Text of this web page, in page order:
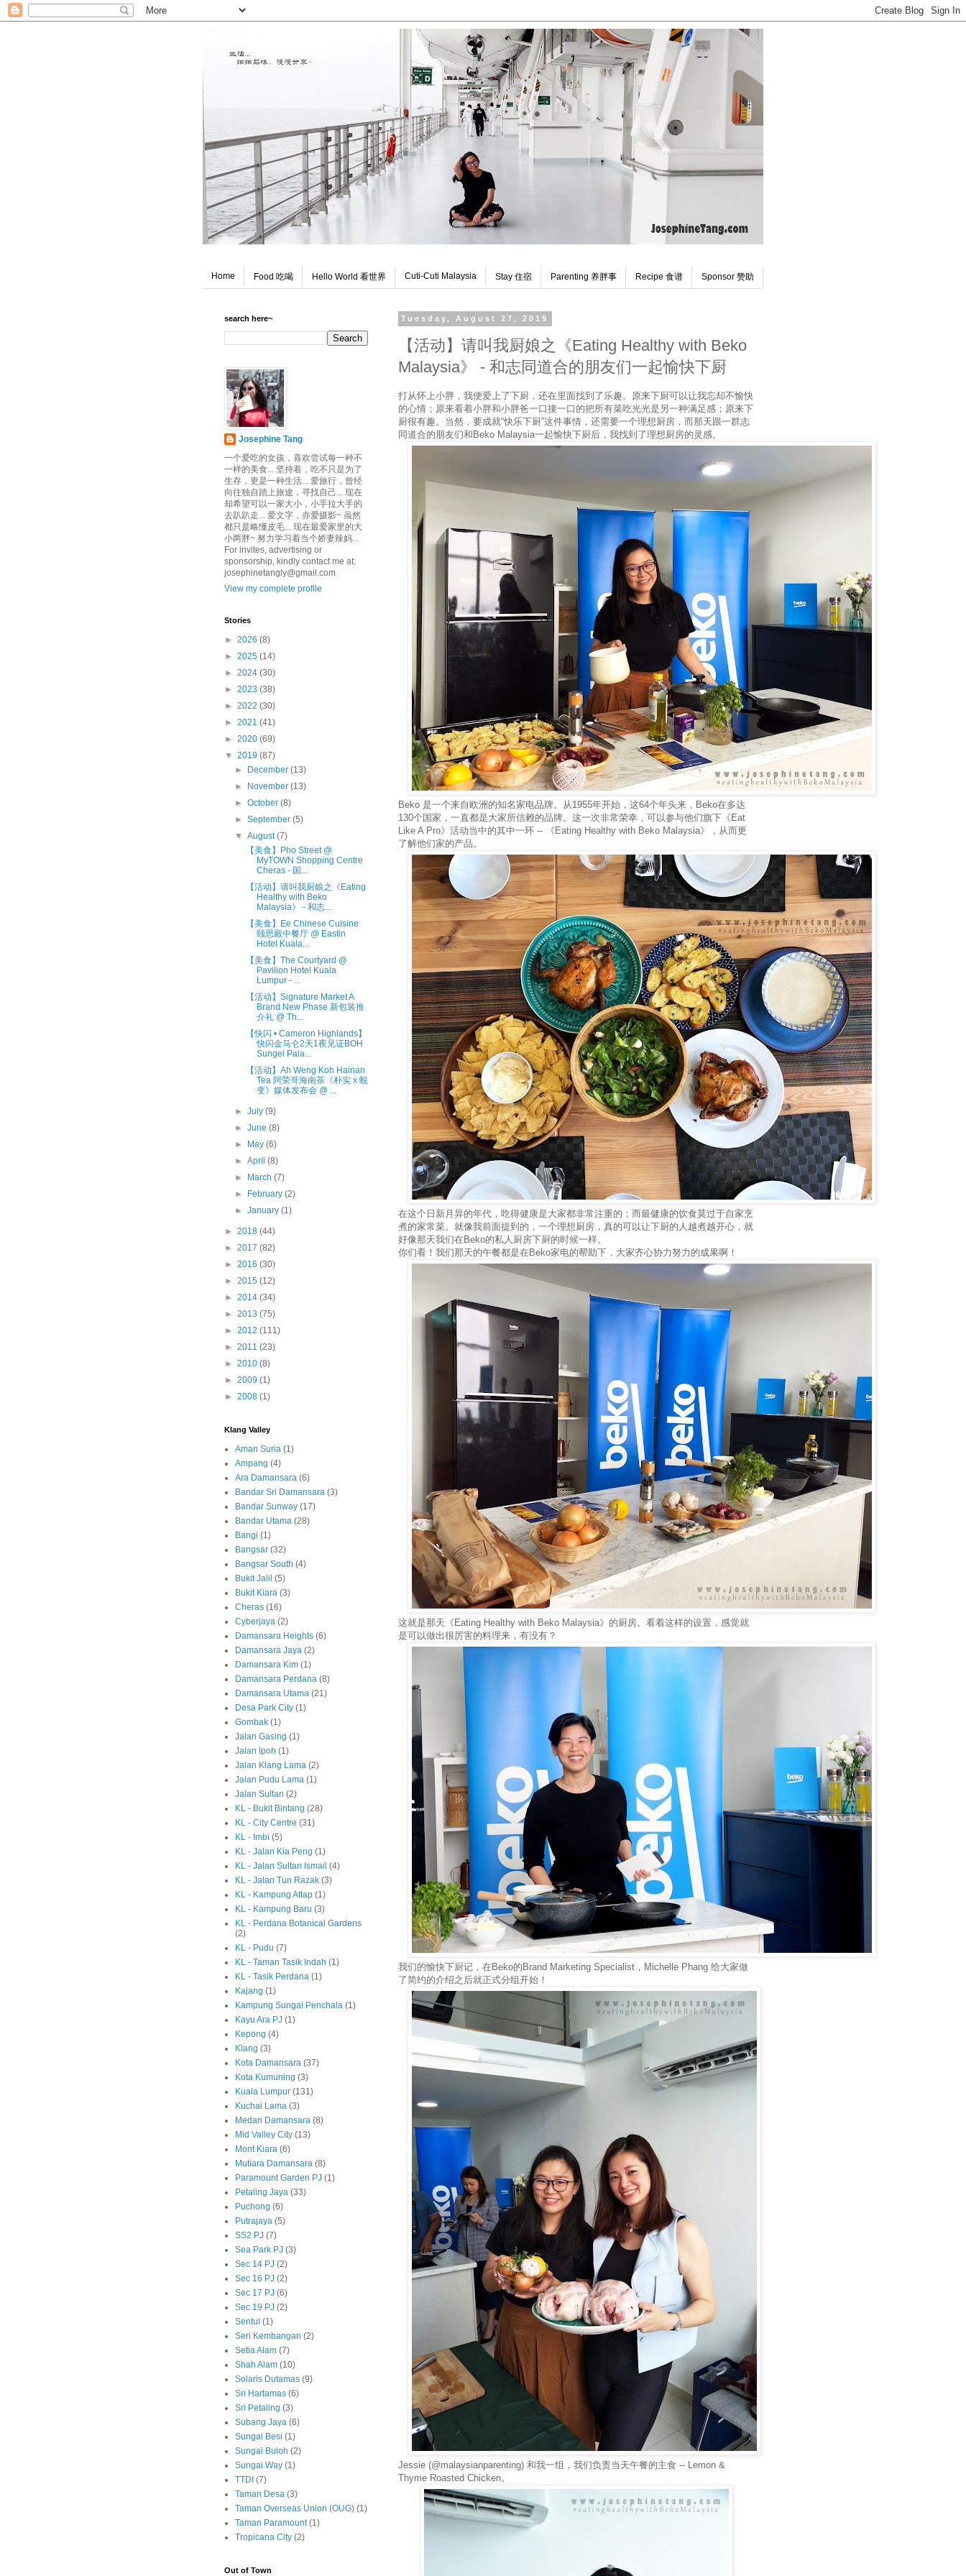
Home Food 吃喝 Hello World 看世界 Cuti-Cuti Malaysia Stay 住宿 Parenting 养胖事 Recipe 食谱 Sponsor 赞助
Tuesday, August 27, 2019
【活动】请叫我厨娘之《Eating Healthy with Beko
Malaysia》 - 和志同道合的朋友们一起愉快下厨
打从怀上小胖，我便爱上了下厨，还在里面找到了乐趣。原来下厨可以让我忘却不愉快
的心情；原来看着小胖和小胖爸一口接一口的把所有菜吃光光是另一种满足感；原来下
厨很有趣。当然，要成就“快乐下厨”这件事情，还需要一个理想厨房，而那天跟一群志
同道合的朋友们和Beko Malaysia一起愉快下厨后，我找到了理想厨房的灵感。
Beko 是一个来自欧洲的知名家电品牌。从1955年开始，这64个年头来，Beko在多达
130个国家，一直都是大家所信赖的品牌。这一次非常荣幸，可以参与他们旗下《Eat
Like A Pro》活动当中的其中一环 -- 《Eating Healthy with Beko Malaysia》，从而更
了解他们家的产品。
在这个日新月异的年代，吃得健康是大家都非常注重的；而最健康的饮食莫过于自家烹
煮的家常菜。就像我前面提到的，一个理想厨房，真的可以让下厨的人越煮越开心，就
好像那天我们在Beko的私人厨房下厨的时候一样。
你们看！我们那天的午餐都是在Beko家电的帮助下，大家齐心协力努力的成果啊！
这就是那天《Eating Healthy with Beko Malaysia》的厨房。看着这样的设置，感觉就
是可以做出很厉害的料理来，有没有？
我们的愉快下厨记，在Beko的Brand Marketing Specialist，Michelle Phang 给大家做
了简约的介绍之后就正式分组开始！
Jessie (@malaysianparenting) 和我一组，我们负责当天午餐的主食 -- Lemon &
Thyme Roasted Chicken。
search here~
Josephine Tang
一个爱吃的女孩，喜欢尝试每一种不
一样的美食... 坚持着，吃不只是为了
生存，更是一种生活... 爱旅行，曾经
向往独自踏上旅途，寻找自己... 现在
却希望可以一家大小，小手拉大手的
去趴趴走... 爱文字，亦爱摄影~ 虽然
都只是略懂皮毛... 现在最爱家里的大
小两胖~ 努力学习着当个娇妻辣妈...
For invites, advertising or
sponsorship, kindly contact me at:
josephinetangly@gmail.com
View my complete profile
Stories
► 2026 (8)
► 2025 (14)
► 2024 (30)
► 2023 (38)
► 2022 (30)
► 2021 (41)
► 2020 (69)
▼ 2019 (87)
►
December(13)
►
November(13)
►October(8)
►September(5)
▼August(7)
【美食】Pho Street @
MyTOWN Shopping Centre
Cheras - 国...
【活动】请叫我厨娘之《Eating
Healthy with Beko
Malaysia》 - 和志...
【美食】Ee Chinese Cuisine
颐思殿中餐厅 @ Eastin
Hotel Kuala...
【美食】The Courtyard @
Pavilion Hotel Kuala
Lumpur - ...
【活动】Signature Market A
Brand New Phase 新包装推
介礼 @ Th...
【快闪 • Cameron Highlands】
快闪金马仑2天1夜见证BOH
Sungei Pala...
【活动】Ah Weng Koh Hainan
Tea 阿荣哥海南茶《朴实 x 蜕
变》媒体发布会 @ ...
►July(9)
►June(8)
►
May(6)
►April(8)
►
March(7)
►
February(2)
►January(1)
► 2018 (44)
► 2017 (82)
► 2016 (30)
► 2015 (12)
► 2014 (34)
► 2013 (75)
► 2012 (111)
► 2011 (23)
► 2010 (8)
► 2009 (1)
► 2008 (1)
Klang Valley
Aman Suria (1)
Ampang (4)
Ara Damansara (6)
Bandar Sri Damansara (3)
Bandar Sunway (17)
Bandar Utama (28)
Bangi (1)
Bangsar (32)
Bangsar South (4)
Bukit Jalil (5)
Bukit Kiara (3)
Cheras (16)
Cyberjaya (2)
Damansara Heights (6)
Damansara Jaya (2)
Damansara Kim (1)
Damansara Perdana (8)
Damansara Utama (21)
Desa Park City (1)
Gombak (1)
Jalan Gasing (1)
Jalan Ipoh (1)
Jalan Klang Lama (2)
Jalan Pudu Lama (1)
Jalan Sultan (2)
KL - Bukit Bintang (28)
KL - City Centre (31)
KL - Imbi (5)
KL - Jalan Kia Peng (1)
KL - Jalan Sultan Ismail (4)
KL - Jalan Tun Razak (3)
KL - Kampung Attap (1)
KL - Kampung Baru (3)
KL - Perdana Botanical Gardens
(2)
KL - Pudu (7)
KL - Taman Tasik Indah (1)
KL - Tasik Perdana (1)
Kajang (1)
Kampung Sungai Penchala (1)
Kayu Ara PJ (1)
Kepong (4)
Klang (3)
Kota Damansara (37)
Kota Kumuning (3)
Kuala Lumpur (131)
Kuchai Lama (3)
Medan Damansara (8)
Mid Valley City (13)
Mont Kiara (6)
Mutiara Damansara (8)
Paramount Garden PJ (1)
Petaling Jaya (33)
Puchong (6)
Putrajaya (5)
SS2 PJ (7)
Sea Park PJ (3)
Sec 14 PJ (2)
Sec 16 PJ (2)
Sec 17 PJ (6)
Sec 19 PJ (2)
Sentul (1)
Seri Kembangan (2)
Setia Alam (7)
Shah Alam (10)
Solaris Dutamas (9)
Sri Hartamas (6)
Sri Petaling (3)
Subang Jaya (6)
Sungai Besi (1)
Sungai Buloh (2)
Sungai Way (1)
TTDI (7)
Taman Desa (3)
Taman Overseas Union (OUG) (1)
Taman Paramount (1)
Tropicana City (2)
Out of Town